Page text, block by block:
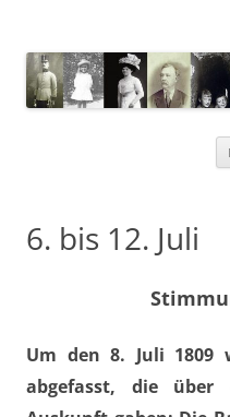
6. bis 12. Juli
Um den 8. Juli 1809
abgefasst, die